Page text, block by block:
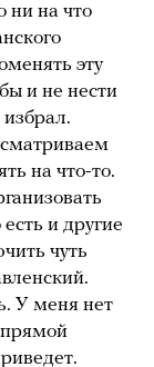
ни на что
эту
и не нести
избрал.
на что-то.
и другие
чуть
У меня нет
прямой